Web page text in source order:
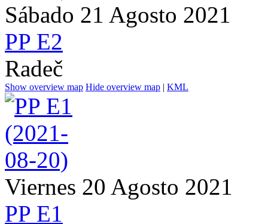
Sábado 21 Agosto 2021
PP E2
Radeč
Show overview map Hide overview map | KML
Viernes 20 Agosto 2021
PP E1